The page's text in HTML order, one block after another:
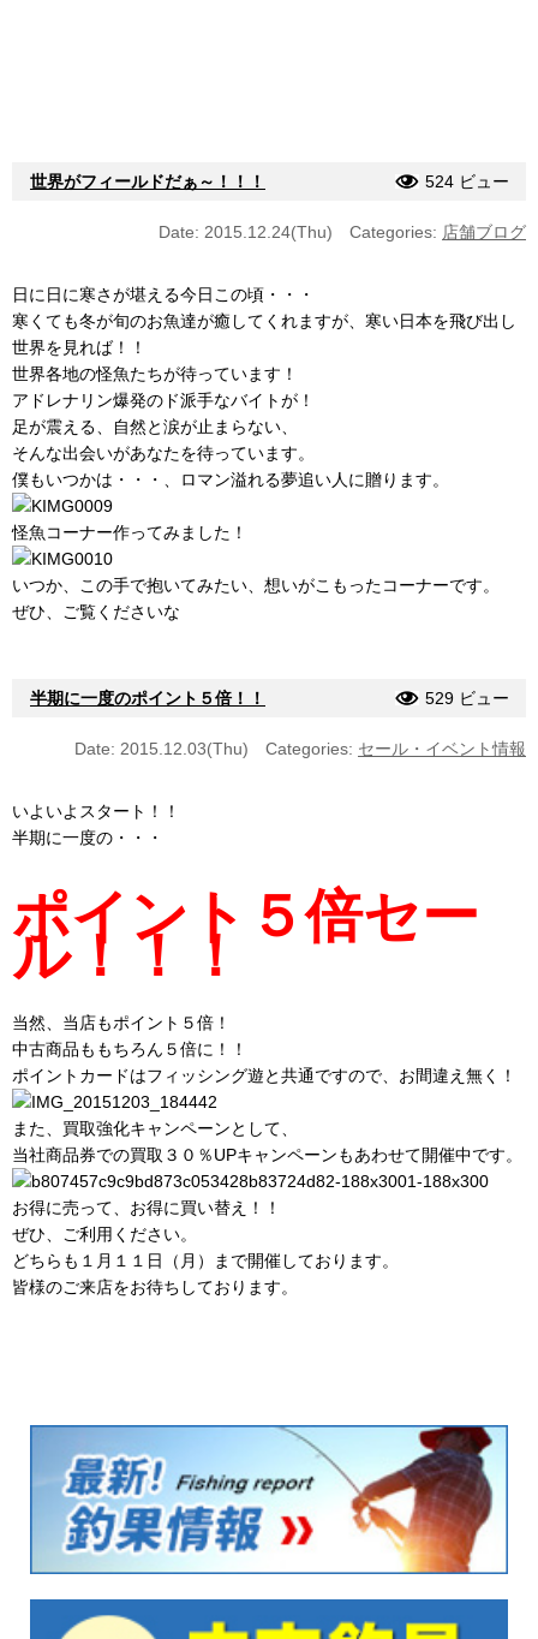
世界がフィールドだぁ～！！！ 524 ビュー
Date: 2015.12.24(Thu) Categories: 店舗ブログ
日に日に寒さが堪える今日この頃・・・
寒くても冬が旬のお魚達が癒してくれますが、寒い日本を飛び出し
世界を見れば！！
世界各地の怪魚たちが待っています！
アドレナリン爆発のド派手なバイトが！
足が震える、自然と涙が止まらない、
そんな出会いがあなたを待っています。
僕もいつかは・・・、ロマン溢れる夢追い人に贈ります。
怪魚コーナー作ってみました！
いつか、この手で抱いてみたい、想いがこもったコーナーです。
ぜひ、ご覧くださいな
半期に一度のポイント５倍！！ 529 ビュー
Date: 2015.12.03(Thu) Categories: セール・イベント情報
いよいよスタート！！
半期に一度の・・・
ポイント５倍セー
ル！！！
当然、当店もポイント５倍！
中古商品ももちろん５倍に！！
ポイントカードはフィッシング遊と共通ですので、お間違え無く！
また、買取強化キャンペーンとして、
当社商品券での買取３０％UPキャンペーンもあわせて開催中です。
お得に売って、お得に買い替え！！
ぜひ、ご利用ください。
どちらも１月１１日（月）まで開催しております。
皆様のご来店をお待ちしております。